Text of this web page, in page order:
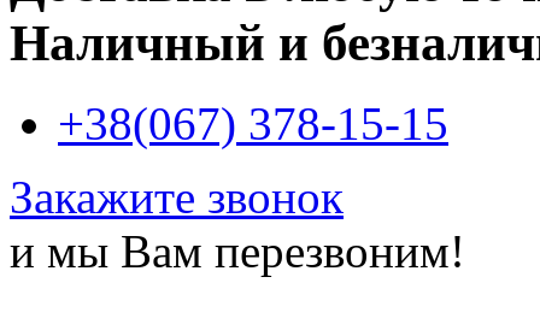
Наличный и
+38(067) 378-15-15
Закажите звонок
и мы Вам перезвоним!